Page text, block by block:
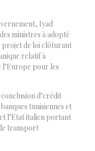
Iyad
ministres à adopté
projet de loi clôturant
relatif à
l’Europe pour les
d’crédit
tunisiennes et
l’Etat italien portant
transport